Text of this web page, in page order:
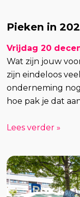
Pieken in
Vrijdag 20
Wat zijn jouw
zijn eindeloos
onderneming
hoe pak je dat
Lees verder »